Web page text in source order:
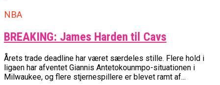
NBA
BREAKING: James Harden til Cavs
Årets trade deadline har været særdeles stille. Flere hold i
ligaen har afventet Giannis Antetokounmpo-situationen i
Milwaukee, og flere stjernespillere er blevet ramt af...